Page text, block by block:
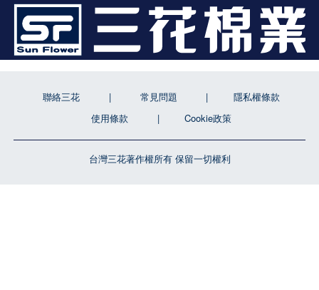
台灣三花著作權所有 保留一切權利
聯絡三花 常見問題
隱私權條款
使用條款
Cookie政策